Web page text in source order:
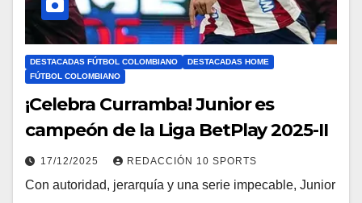
DESTACADAS FÚTBOL COLOMBIANO
DESTACADAS HOME
FÚTBOL COLOMBIANO
¡Celebra Curramba! Junior es
campeón de la Liga BetPlay 2025-II
17/12/2025 REDACCIÓN 10 SPORTS
Con autoridad, jerarquía y una serie impecable, Junior